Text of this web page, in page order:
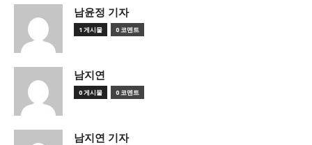
남윤정 기자
1 게시물 0 코멘트
남지연
0 게시물 0 코멘트
남지연 기자